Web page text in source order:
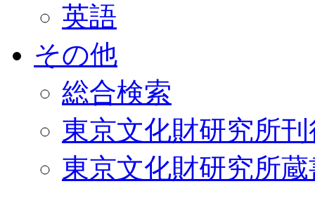
英語
その他
総合検索
東京文化財研究所
東京文化財研究所